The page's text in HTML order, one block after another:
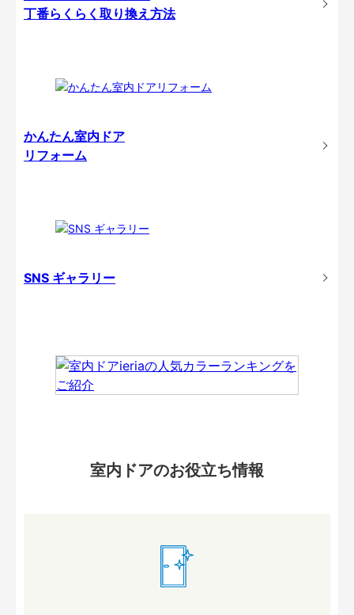
丁番らくらく取り換え方法
かんたん室内ドア
リフォーム
SNS ギャラリー
室内ドアのお役立ち情報